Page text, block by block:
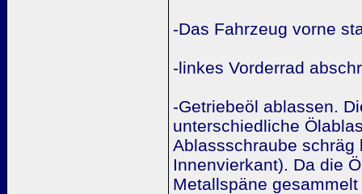
-Das Fahrzeug vorne
-linkes Vorderrad
-Getriebeöl ablassen.
unterschiedliche
Ablassschraube schräg
Innenvierkant). Da die
Metallspäne